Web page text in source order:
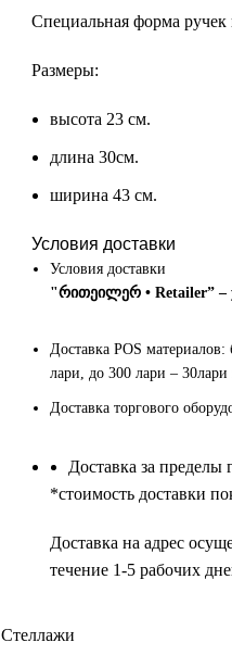
Специальная форма ручек
Размеры:
высота 23 см.
длина 30см.
ширина 43 см.
Условия доставки
Условия доставки
"რითეილერ • Retailer” –
Доставка POS
лари, до 300 лари – 30лари
Доставка торгового
Доставка за
*cтоимость доставки
Доставка на адрес
течение 1-5 рабочих
Стеллажи